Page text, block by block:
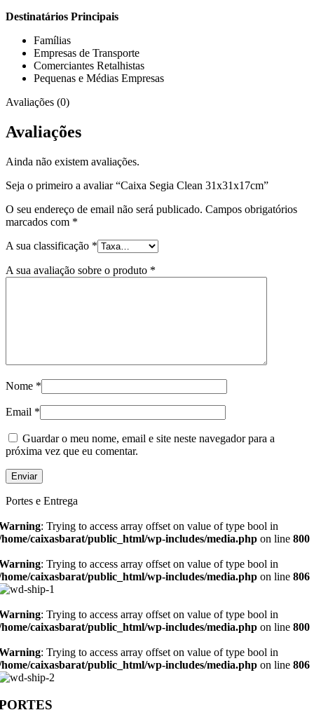
Destinatários Principais
Famílias
Empresas de Transporte
Comerciantes Retalhistas
Pequenas e Médias Empresas
Avaliações (0)
Avaliações
Ainda não existem avaliações.
Seja o primeiro a avaliar “Caixa Segia Clean 31x31x17cm”
O seu endereço de email não será publicado. Campos obrigatórios
marcados com *
A sua classificação *
A sua avaliação sobre o produto *
Nome *
Email *
Guardar o meu nome, email e site neste navegador para a
próxima vez que eu comentar.
Portes e Entrega
: Trying to access array offset on value of type bool in
caixasbarat/public_html/wp-includes/media.php on line 800
: Trying to access array offset on value of type bool in
caixasbarat/public_html/wp-includes/media.php on line 806
: Trying to access array offset on value of type bool in
caixasbarat/public_html/wp-includes/media.php on line 800
: Trying to access array offset on value of type bool in
caixasbarat/public_html/wp-includes/media.php on line 806